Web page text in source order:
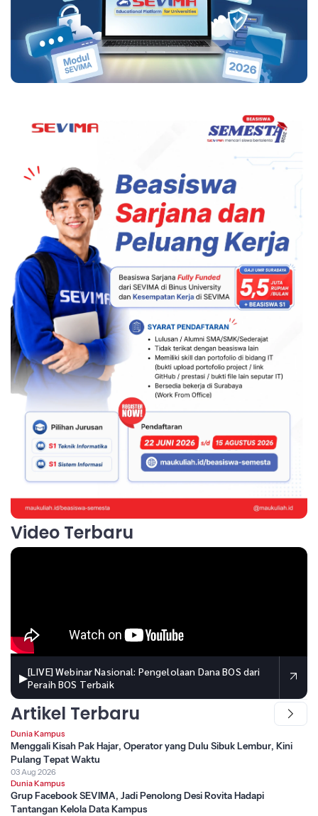
Video Terbaru
▶[LIVE] Webinar Nasional: Pengelolaan Dana BOS dari
Peraih BOS Terbaik
Artikel Terbaru
Dunia Kampus
Menggali Kisah Pak Hajar, Operator yang Dulu Sibuk Lembur, Kini
Pulang Tepat Waktu
03 Aug 2026
Dunia Kampus
Grup Facebook SEVIMA, Jadi Penolong Desi Rovita Hadapi
Tantangan Kelola Data Kampus